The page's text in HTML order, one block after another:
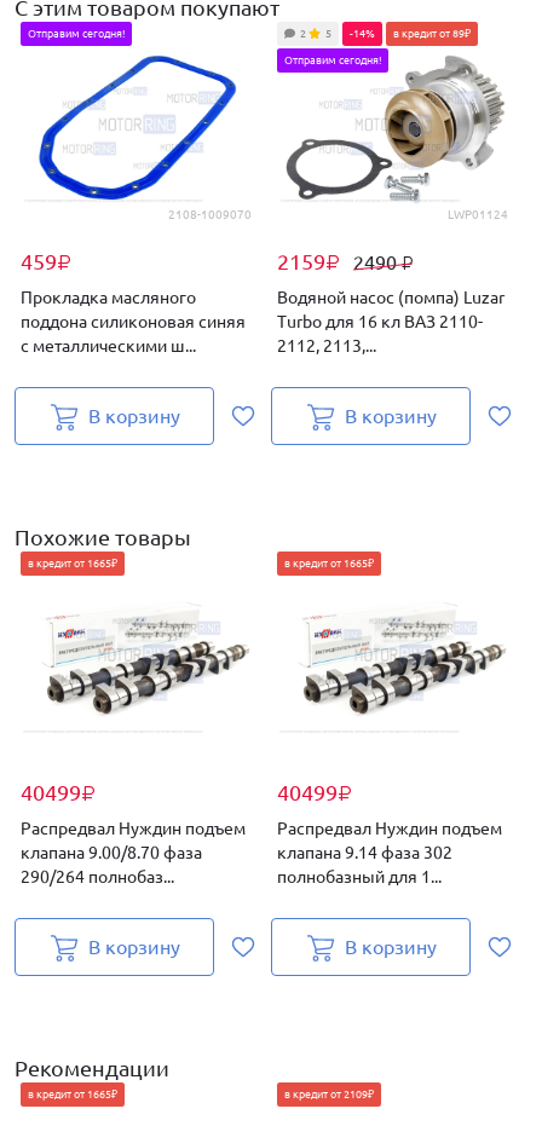
С этим товаром покупают
2108-1009070
459₽
Отправим сегодня!
Прокладка масляного
поддона силиконовая синяя
с металлическими ш...
В корзину
LWP01124
2159₽ 2490₽
2 5 -14% в кредит от 89₽
Отправим сегодня!
Водяной насос (помпа) Luzar
Turbo для 16 кл ВАЗ 2110-
2112, 2113,...
В корзину
Похожие товары
40499₽
в кредит от 1665₽
Распредвал Нуждин подъем
клапана 9.00/8.70 фаза
290/264 полнобаз...
В корзину
40499₽
в кредит от 1665₽
Распредвал Нуждин подъем
клапана 9.14 фаза 302
полнобазный для 1...
В корзину
Рекомендации
в кредит от 1665₽ в кредит от 2109₽